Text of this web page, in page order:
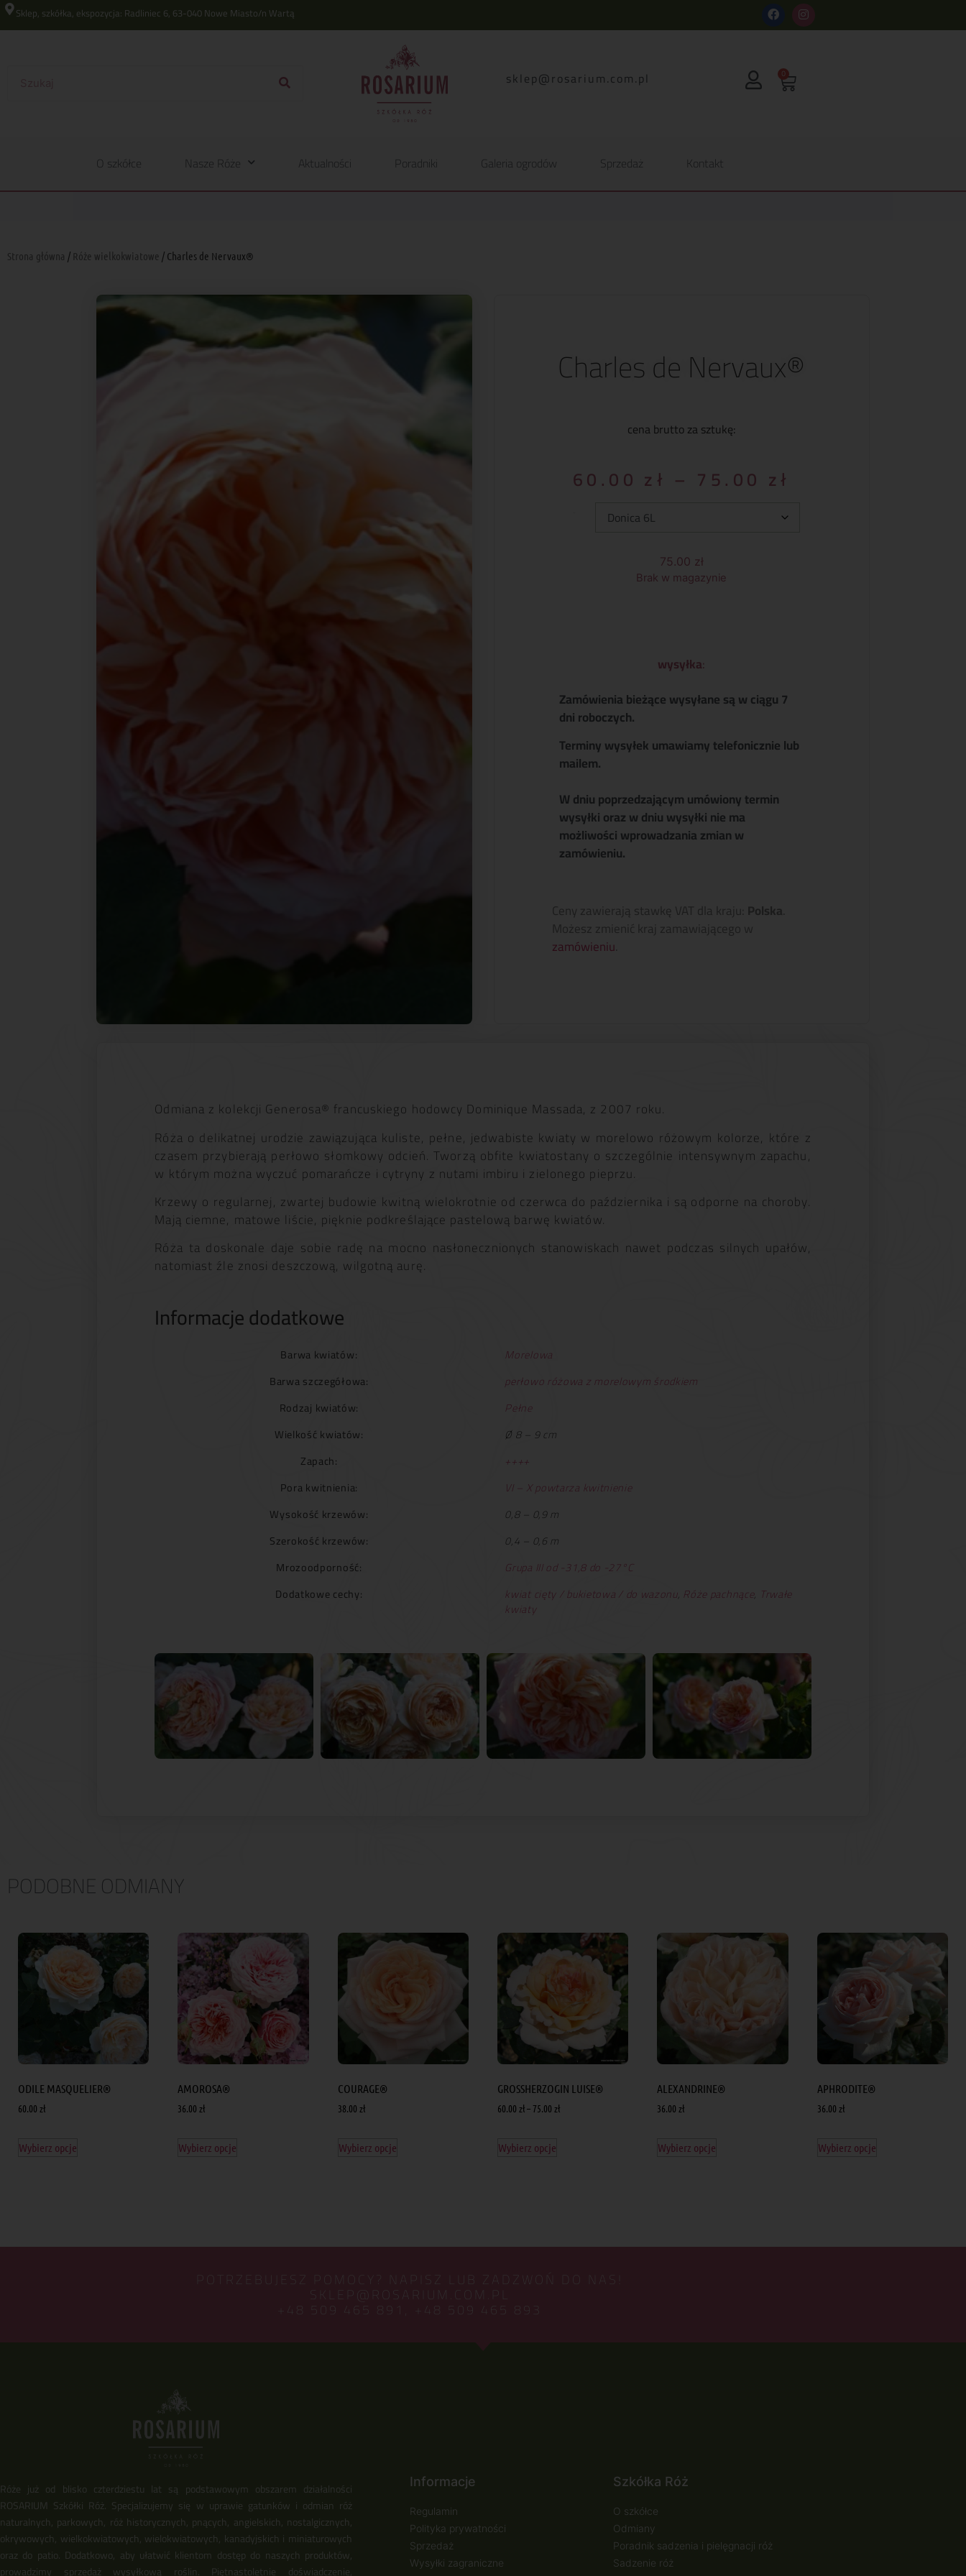
Sklep, szkółka, ekspozycja: Radliniec 6, 63-040 Nowe Miasto/n Wartą
lp.moc.muirasor@pelks 0
O szkółce Nasze Róże Aktualności Poradniki Galeria ogrodów Sprzedaż Kontakt
Strona główna / Róże wielkokwiatowe / Charles de Nervaux®
Charles de Nervaux®
cena brutto za sztukę:
60.00 zł – 75.00 zł
75.00 zł
Brak w magazynie
wysyłka:
Zamówienia bieżące wysyłane są w ciągu 7
dni roboczych.
Terminy wysyłek umawiamy telefonicznie lub
mailem.
W dniu poprzedzającym umówiony termin
wysyłki oraz w dniu wysyłki nie ma
możliwości wprowadzania zmian w
zamówieniu.
Ceny zawierają stawkę VAT dla kraju: Polska
Możesz zmienić kraj zamawiającego w
zamówieniu
Odmiana z kolekcji Generosa® francuskiego hodowcy Dominique Massada, z 2007 roku.
Róża o delikatnej urodzie zawiązująca kuliste, pełne, jedwabiste kwiaty w morelowo różowym kolorze, które z
czasem przybierają perłowo słomkowy odcień. Tworzą obfite kwiatostany o szczególnie intensywnym zapachu,
w którym można wyczuć pomarańcze i cytryny z nutami imbiru i zielonego pieprzu.
Krzewy o regularnej, zwartej budowie kwitną wielokrotnie od czerwca do października i są odporne na choroby.
Mają ciemne, matowe liście, pięknie podkreślające pastelową barwę kwiatów.
Róża ta doskonale daje sobie radę na mocno nasłonecznionych stanowiskach nawet podczas silnych upałów,
natomiast źle znosi deszczową, wilgotną aurę.
Informacje dodatkowe
Barwa kwiatów:
Morelowa
Barwa szczegółowa:
perłowo różowa z morelowym środkiem
Rodzaj kwiatów:
Pełne
Wielkość kwiatów:
Ø 8 – 9 cm
Zapach:
++++
Pora kwitnienia:
VI – X powtarza kwitnienie
Wysokość krzewów:
0,8 – 0,9 m
Szerokość krzewów:
0,4 – 0,6 m
Mrozoodporność:
Grupa III od -31,8 do -27°C
Dodatkowe cechy:
kwiat cięty / bukietowa / do wazonu, Róże pachnące, Trwałe
kwiaty
PODOBNE ODMIANY
ODILE MASQUELIER®
60.00 zł
Wybierz opcje
AMOROSA®
36.00 zł
Wybierz opcje
COURAGE®
38.00 zł
Wybierz opcje
GROSSHERZOGIN LUISE®
60.00 zł– 75.00 zł
Wybierz opcje
ALEXANDRINE®
36.00 zł
Wybierz opcje
APHRODITE®
36.00 zł
Wybierz opcje
POTRZEBUJESZ POMOCY? NAPISZ LUB ZADZWOŃ DO NAS!
SKLEP@ROSARIUM.COM.PL
+48 509 465 891, +48 509 465 893
Róże już od blisko czterdziestu lat są podstawowym obszarem działalności
ROSARIUM Szkółki Róż. Specjalizujemy się w uprawie gatunków i odmian róż
naturalnych, parkowych, róż historycznych, pnących, angielskich, nostalgicznych,
okrywowych, wielkokwiatowych, wielokwiatowych, kanadyjskich i miniaturowych
oraz do patio. Dodatkowo, aby ułatwić klientom dostęp do naszych produktów,
prowadzimy sprzedaż wysyłkową roślin. Piętnastoletnie doświadczenie,
Informacje
Regulamin
Polityka prywatności
Sprzedaż
Wysyłki zagraniczne
Szkółka Róż
O szkółce
Odmiany
Poradnik sadzenia i pielęgnacji róż
Sadzenie róż